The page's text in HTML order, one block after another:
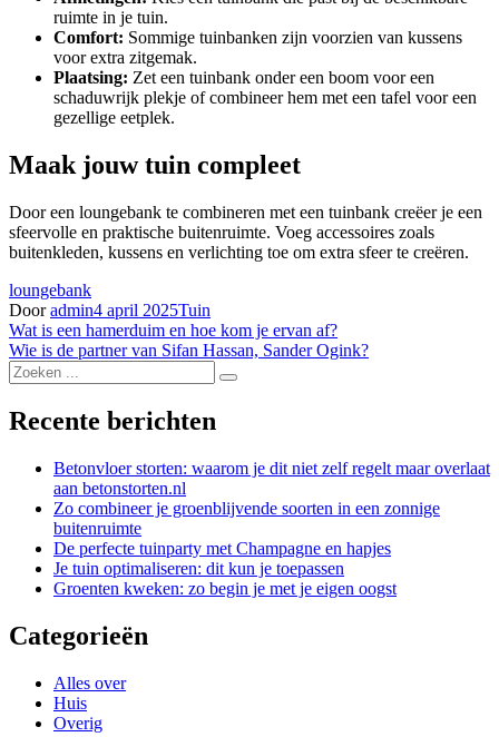
ruimte in je tuin.
Comfort: Sommige tuinbanken zijn voorzien van kussens
voor extra zitgemak.
Plaatsing: Zet een tuinbank onder een boom voor een
schaduwrijk plekje of combineer hem met een tafel voor een
gezellige eetplek.
Maak jouw tuin compleet
Door een loungebank te combineren met een tuinbank creëer je een
sfeervolle en praktische buitenruimte. Voeg accessoires zoals
buitenkleden, kussens en verlichting toe om extra sfeer te creëren.
loungebank
Dooradmin4 april 2025Tuin
Bericht
navigatie
Wat is een hamerduim en hoe kom je ervan af?
Wie is de partner van Sifan Hassan, Sander Ogink?
Zoek
naar:
Recente berichten
Betonvloer storten: waarom je dit niet zelf regelt maar overlaat
aan betonstorten.nl
Zo combineer je groenblijvende soorten in een zonnige
buitenruimte
De perfecte tuinparty met Champagne en hapjes
Je tuin optimaliseren: dit kun je toepassen
Groenten kweken: zo begin je met je eigen oogst
Categorieën
Alles over
Huis
Overig